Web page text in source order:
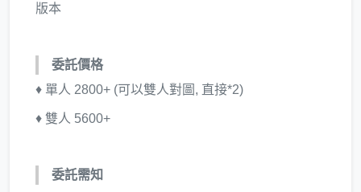
版本
委託價格
♦ 單人 2800+ (可以雙人對圖, 直接*2)
♦ 雙人 5600+
委託需知